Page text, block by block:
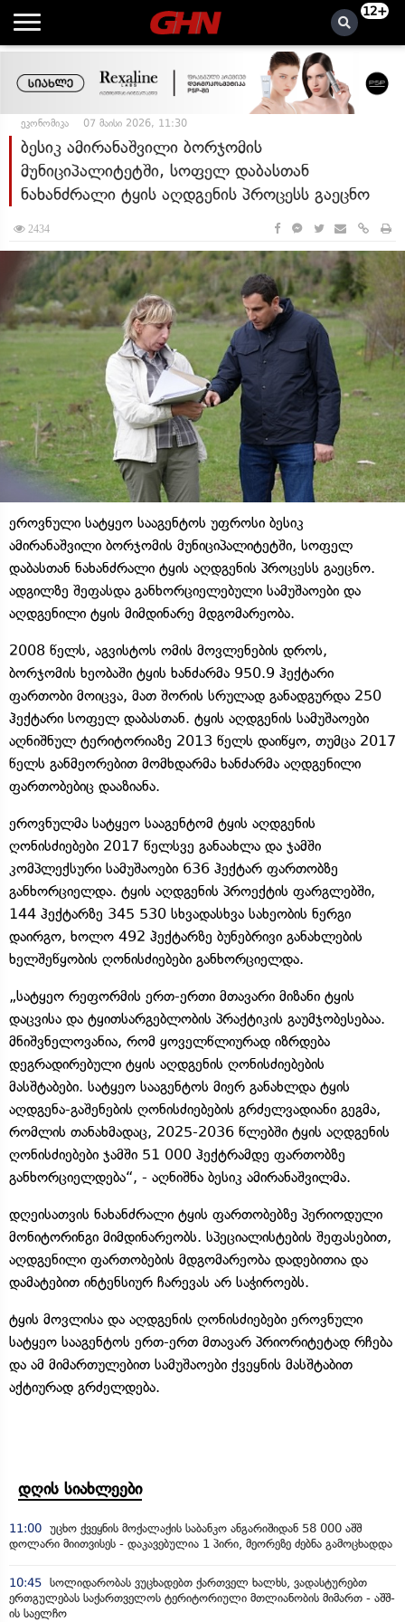
12+
ეკონომიკა 07 მაისი 2026, 11:30
ბესიკ ამირანაშვილი ბორჯომის
მუნიციპალიტეტში, სოფელ დაბასთან
ნახანძრალი ტყის აღდგენის პროცესს გაეცნო
2434
ეროვნული სატყეო სააგენტოს უფროსი ბესიკ
ამირანაშვილი ბორჯომის მუნიციპალიტეტში, სოფელ
დაბასთან ნახანძრალი ტყის აღდგენის პროცესს გაეცნო.
ადგილზე შეფასდა განხორციელებული სამუშაოები და
აღდგენილი ტყის მიმდინარე მდგომარეობა.
2008 წელს, აგვისტოს ომის მოვლენების დროს,
ბორჯომის ხეობაში ტყის ხანძარმა 950.9 ჰექტარი
ფართობი მოიცვა, მათ შორის სრულად განადგურდა 250
ჰექტარი სოფელ დაბასთან. ტყის აღდგენის სამუშაოები
აღნიშნულ ტერიტორიაზე 2013 წელს დაიწყო, თუმცა 2017
წელს განმეორებით მომხდარმა ხანძარმა აღდგენილი
ფართობებიც დააზიანა.
ეროვნულმა სატყეო სააგენტომ ტყის აღდგენის
ღონისძიებები 2017 წელსვე განაახლა და ჯამში
კომპლექსური სამუშაოები 636 ჰექტარ ფართობზე
განხორციელდა. ტყის აღდგენის პროექტის ფარგლებში,
144 ჰექტარზე 345 530 სხვადასხვა სახეობის ნერგი
დაირგო, ხოლო 492 ჰექტარზე ბუნებრივი განახლების
ხელშეწყობის ღონისძიებები განხორციელდა.
„სატყეო რეფორმის ერთ-ერთი მთავარი მიზანი ტყის
დაცვისა და ტყითსარგებლობის პრაქტიკის გაუმჯობესებაა.
მნიშვნელოვანია, რომ ყოველწლიურად იზრდება
დეგრადირებული ტყის აღდგენის ღონისძიებების
მასშტაბები. სატყეო სააგენტოს მიერ განახლდა ტყის
აღდგენა-გაშენების ღონისძიებების გრძელვადიანი გეგმა,
რომლის თანახმადაც, 2025-2036 წლებში ტყის აღდგენის
ღონისძიებები ჯამში 51 000 ჰექტრამდე ფართობზე
განხორციელდება“, - აღნიშნა ბესიკ ამირანაშვილმა.
დღეისათვის ნახანძრალი ტყის ფართობებზე პერიოდული
მონიტორინგი მიმდინარეობს. სპეციალისტების შეფასებით,
აღდგენილი ფართობების მდგომარეობა დადებითია და
დამატებით ინტენსიურ ჩარევას არ საჭიროებს.
ტყის მოვლისა და აღდგენის ღონისძიებები ეროვნული
სატყეო სააგენტოს ერთ-ერთ მთავარ პრიორიტეტად რჩება
და ამ მიმართულებით სამუშაოები ქვეყნის მასშტაბით
აქტიურად გრძელდება.
დღის სიახლეები
11:00 უცხო ქვეყნის მოქალაქის საბანკო ანგარიშიდან 58 000 აშშ
დოლარი მიითვისეს - დაკავებულია 1 პირი, მეორეზე ძებნა გამოცხადდა
10:45 სოლიდარობას ვუცხადებთ ქართველ ხალხს, ვადასტურებთ
ერთგულებას საქართველოს ტერიტორიული მთლიანობის მიმართ - აშშ-
ის საელჩო